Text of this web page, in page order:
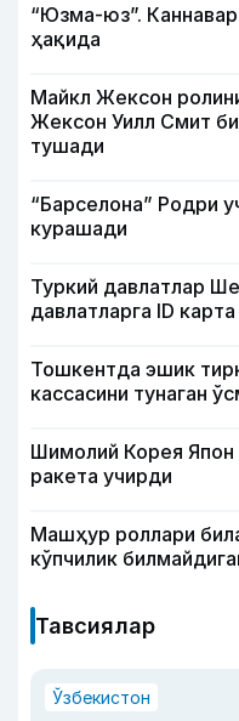
“Юзма-юз”.
ҳақида
Майкл Жексон
Жексон Уилл Смит
тушади
“Барселона” Родри
курашади
Туркий давлатлар
давлатларга ID
Тошкентда эшик
кассасини тунаган
Шимолий Корея Япон
ракета учирди
Машҳур роллари
кўпчилик
Тавсиялар
Ўзбекистон